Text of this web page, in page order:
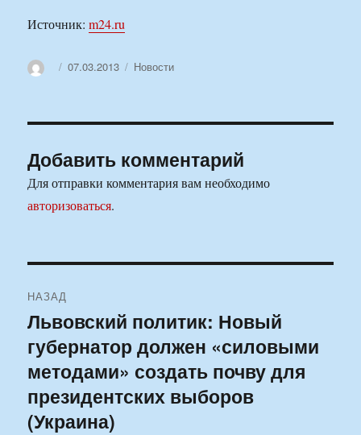
Источник:m24.ru
АвторОпубликовано
07.03.2013 Рубрики
Новости
Добавить комментарий
Для отправки комментария вам необходимо
авторизоваться.
по
записям
НАЗАД
Предыдущая
запись:
Львовский политик: Новый
губернатор должен «силовыми
методами» создать почву для
президентских выборов
(Украина)